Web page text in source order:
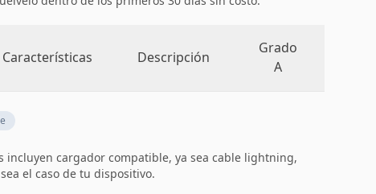
Características Descripción
Grado
A
incluyen cargador compatible, ya sea cable lightning,
el caso de tu dispositivo.